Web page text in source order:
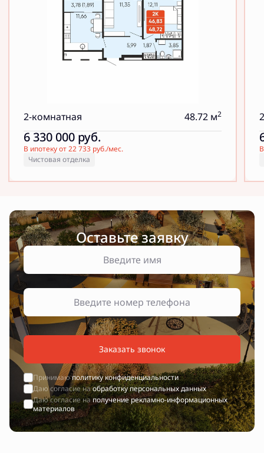
2-комнатная 48.72 м2
6 330 000 руб.
В ипотеку от 22 733 руб./мес.
Чистовая отделка
Оставьте заявку
Заказать звонок
Принимаюполитику конфиденциальности
Даю согласие наобработку персональных данных
Даю согласие наполучение рекламно-информационных
материалов